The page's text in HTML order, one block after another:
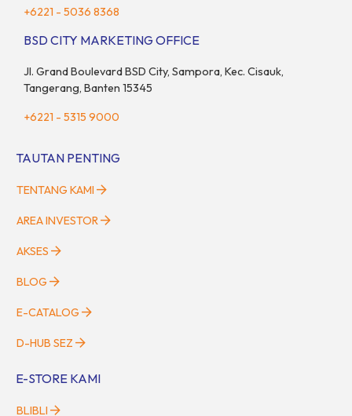
+6221 - 5036 8368
BSD CITY MARKETING OFFICE
Jl. Grand Boulevard BSD City, Sampora, Kec. Cisauk,
Tangerang, Banten 15345
+6221 - 5315 9000
TAUTAN PENTING
TENTANG KAMI
AREA INVESTOR
AKSES
BLOG
E-CATALOG
D-HUB SEZ
E-STORE KAMI
BLIBLI